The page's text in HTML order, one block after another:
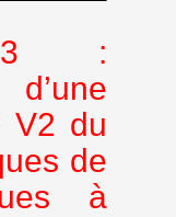
:
V2 du
de
à